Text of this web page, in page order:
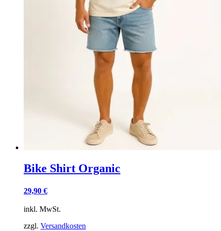
Bike Shirt Organic
29,90 €
inkl. MwSt.
zzgl. Versandkosten